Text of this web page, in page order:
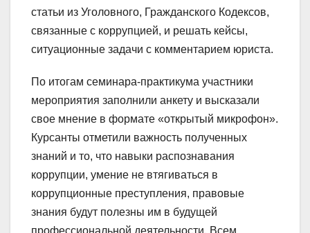
статьи из Уголовного, Гражданского Кодексов,
связанные с коррупцией, и решать кейсы,
ситуационные задачи с комментарием юриста.
По итогам семинара-практикума участники
мероприятия заполнили анкету и высказали
свое мнение в формате «открытый микрофон».
Курсанты отметили важность полученных
знаний и то, что навыки распознавания
коррупции, умение не втягиваться в
коррупционные преступления, правовые
знания будут полезны им в будущей
профессиональной деятельности. Всем